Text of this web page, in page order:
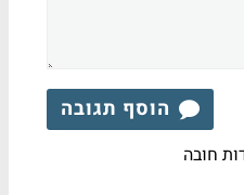
הוסף תגובה
חובה